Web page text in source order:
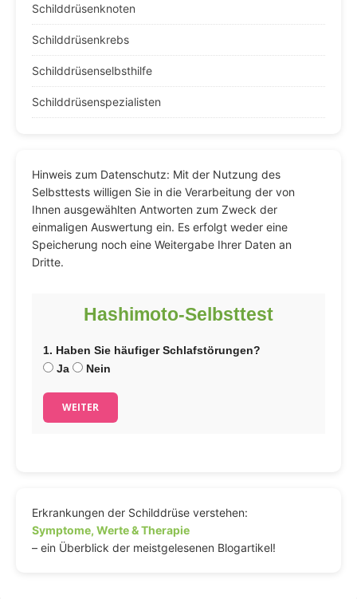
Schilddrüsenknoten
Schilddrüsenkrebs
Schilddrüsenselbsthilfe
Schilddrüsenspezialisten
Hinweis zum Datenschutz: Mit der Nutzung des
Selbsttests willigen Sie in die Verarbeitung der von
Ihnen ausgewählten Antworten zum Zweck der
einmaligen Auswertung ein. Es erfolgt weder eine
Speicherung noch eine Weitergabe Ihrer Daten an
Dritte.
Hashimoto-Selbsttest
1. Haben Sie häufiger Schlafstörungen?
Ja
Nein
WEITER
Erkrankungen der Schilddrüse verstehen:
Symptome, Werte & Therapie
– ein Überblick der meistgelesenen Blogartikel!